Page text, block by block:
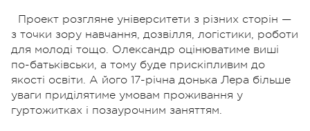
Проект розгляне університети з різних сторін —
з точки зору навчання, дозвілля, логістики, роботи
для молоді тощо. Олександр оцінюватиме виші
по-батьківськи, а тому буде прискіпливим до
якості освіти. А його 17-річна донька Лера більше
уваги приділятиме умовам проживання у
гуртожитках і позаурочним заняттям.